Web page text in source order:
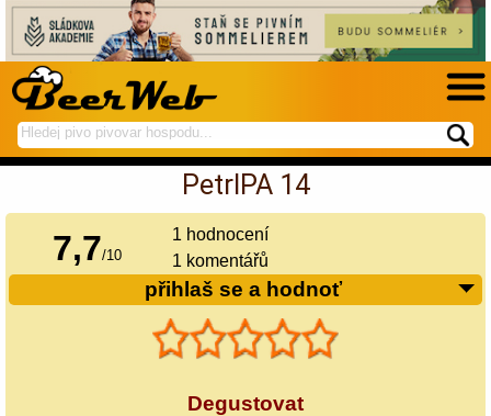
hledej
na
spustí
hledání
PetrIPA 14
7,7/10
1 hodnocení
1 komentářů
přihlaš se a hodnoť
Degustovat